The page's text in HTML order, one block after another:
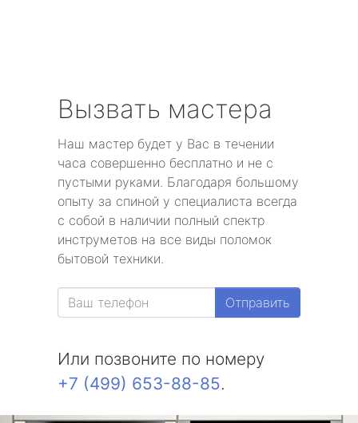
Вызвать мастера
Наш мастер будет у Вас в течении
часа совершенно бесплатно и не с
пустыми руками. Благодаря большому
опыту за спиной у специалиста всегда
с собой в наличии полный спектр
инструметов на все виды поломок
бытовой техники.
Отправить
Или позвоните по номеру
+7 (499) 653-88-85.